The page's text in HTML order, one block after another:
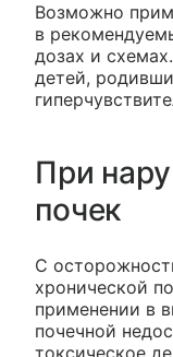
Возможно
в
дозах и
детей,
При
почек
С
хронической
применении в
почечной